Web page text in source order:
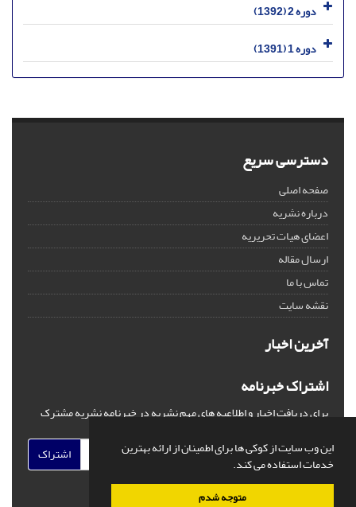
این وب سایت از کوکی ها برای اطمینان از ارائه بهترین
خدمات استفاده می کند.
متوجه شدم
دوره 2 (1392)
دوره 1 (1391)
دسترسی سریع
صفحه اصلی
درباره نشریه
اعضای هیات تحریریه
ارسال مقاله
تماس با ما
نقشه سایت
آخرین اخبار
اشتراک خبرنامه
برای دریافت اخبار و اطلاعیه های مهم نشریه در خبرنامه نشریه مشترک
اشتراک